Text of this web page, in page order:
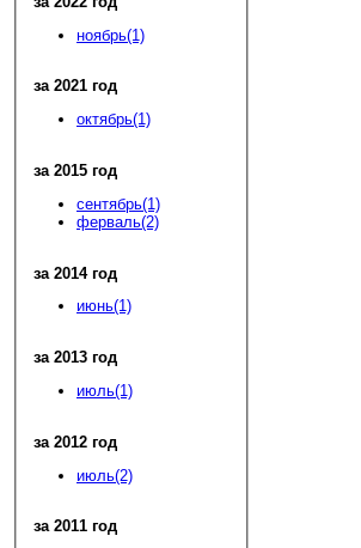
ноябрь(1)
за 2021 год
октябрь(1)
за 2015 год
сентябрь(1)
ферваль(2)
за 2014 год
июнь(1)
за 2013 год
июль(1)
за 2012 год
июль(2)
за 2011 год